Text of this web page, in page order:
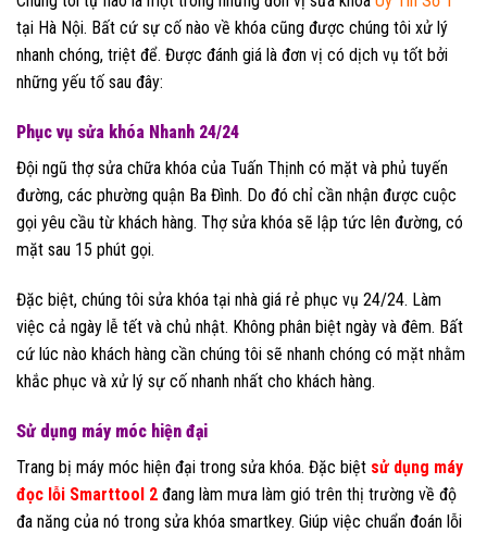
tại Hà Nội. Bất cứ sự cố nào về khóa cũng được chúng tôi xử lý
nhanh chóng, triệt để. Được đánh giá là đơn vị có dịch vụ tốt bởi
những yếu tố sau đây:
Phục vụ sửa khóa Nhanh 24/24
Đội ngũ thợ sửa chữa khóa của Tuấn Thịnh có mặt và phủ tuyến
đường, các phường quận Ba Đình. Do đó chỉ cần nhận được cuộc
gọi yêu cầu từ khách hàng. Thợ sửa khóa sẽ lập tức lên đường, có
mặt sau 15 phút gọi.
Đặc biệt, chúng tôi sửa khóa tại nhà giá rẻ phục vụ 24/24. Làm
việc cả ngày lễ tết và chủ nhật. Không phân biệt ngày và đêm. Bất
cứ lúc nào khách hàng cần chúng tôi sẽ nhanh chóng có mặt nhằm
khắc phục và xử lý sự cố nhanh nhất cho khách hàng.
Sử dụng máy móc hiện đại
Trang bị máy móc hiện đại trong sửa khóa. Đặc biệt sử dụng máy
đọc lỗi Smarttool 2 đang làm mưa làm gió trên thị trường về độ
đa năng của nó trong sửa khóa smartkey. Giúp việc chuẩn đoán lỗi